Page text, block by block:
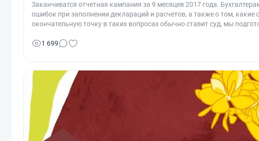
Заканчиватся отчетная кампания за 9 месяцев 2017 года.
ошибок при заполнении деклараций и расчетов, а также о том,
окончательную точку в таких вопросах обычно ставит суд, мы
1 699